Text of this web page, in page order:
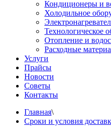
Кондиционеры и
Холодильное
Технологическое
Отопление и
Расходные
Услуги
Прайсы
Новости
Советы
Контакты
Главная\
Сроки и условия